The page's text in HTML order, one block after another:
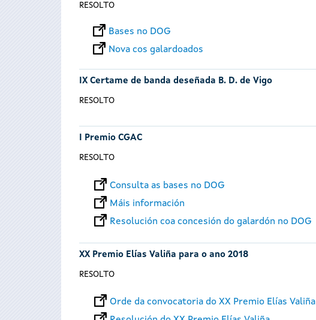
RESOLTO
Bases no DOG
Nova cos galardoados
IX Certame de banda deseñada B. D. de Vigo
RESOLTO
I Premio CGAC
RESOLTO
Consulta as bases no DOG
Máis información
Resolución coa concesión do galardón no DOG
XX Premio Elías Valiña para o ano 2018
RESOLTO
Orde da convocatoria do XX Premio Elías Valiña